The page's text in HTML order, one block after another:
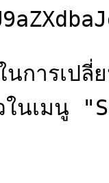
นการเป
ยวในเม